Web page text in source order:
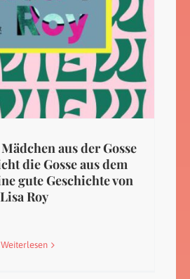
aus der Gosse
die Gosse aus dem
gute Geschichte von
Lisa Roy
Weiterlesen